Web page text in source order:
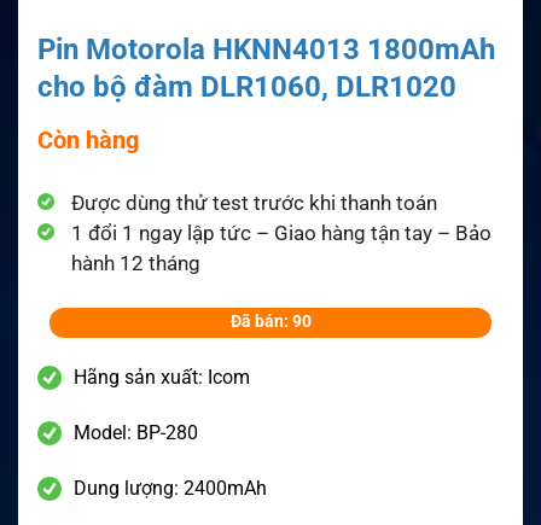
Pin Motorola HKNN4013 1800mAh
cho bộ đàm DLR1060, DLR1020
Còn hàng
Được dùng thử test trước khi thanh toán
1 đổi 1 ngay lập tức – Giao hàng tận tay – Bảo
hành 12 tháng
Đã bán: 90
Hãng sản xuất: Icom
Model: BP-280
Dung lượng: 2400mAh